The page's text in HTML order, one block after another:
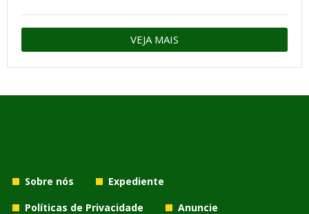
VEJA MAIS
Sobre nós
Expediente
Políticas de Privacidade
Anuncie